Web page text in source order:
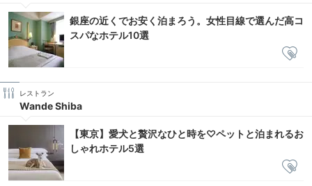
銀座の近くでお安く泊まろう。女性目線で選んだ高コ
スパなホテル10選
レストラン
Wande Shiba
【東京】愛犬と贅沢なひと時を♡ペットと泊まれるお
しゃれホテル5選